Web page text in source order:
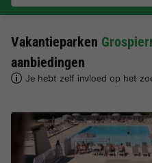
Vakantieparken
aanbiedingen
Je hebt zelf invloed op het